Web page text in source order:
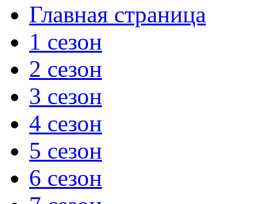
Главная страница
1 сезон
2 сезон
3 сезон
4 сезон
5 сезон
6 сезон